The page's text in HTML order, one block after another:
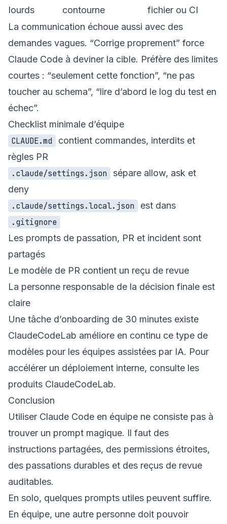
lourds contourne
fichier ou CI
La communication échoue aussi avec des
demandes vagues. “Corrige proprement” force
Claude Code à deviner la cible. Préfère des limites
courtes : “seulement cette fonction”, “ne pas
toucher au schema”, “lire d’abord le log du test en
échec”.
Checklist minimale d’équipe
CLAUDE.md
contient commandes, interdits et
règles PR
.claude/settings.json
sépare allow, ask et
deny
.claude/settings.local.json
est dans
.gitignore
Les prompts de passation, PR et incident sont
partagés
Le modèle de PR contient un reçu de revue
La personne responsable de la décision finale est
claire
Une tâche d’onboarding de 30 minutes existe
ClaudeCodeLab améliore en continu ce type de
modèles pour les équipes assistées par IA. Pour
accélérer un déploiement interne, consulte les
produits ClaudeCodeLab.
Conclusion
Utiliser Claude Code en équipe ne consiste pas à
trouver un prompt magique. Il faut des
instructions partagées, des permissions étroites,
des passations durables et des reçus de revue
auditables.
En solo, quelques prompts utiles peuvent suffire.
En équipe, une autre personne doit pouvoir